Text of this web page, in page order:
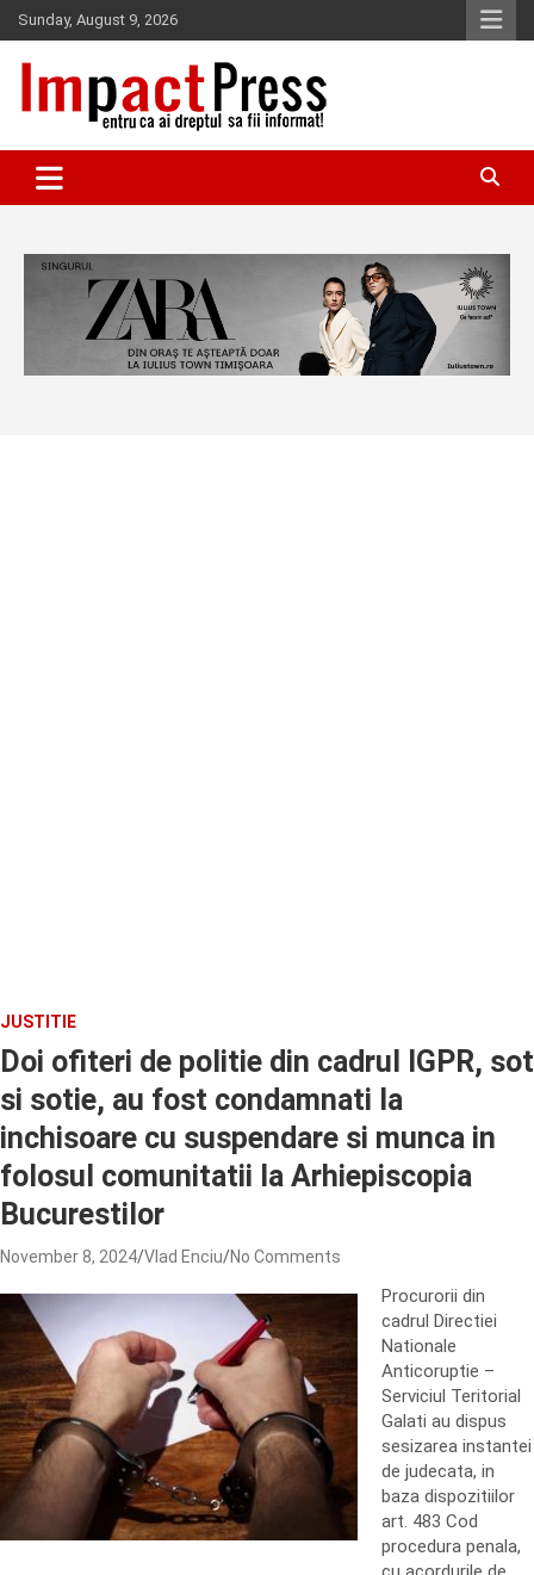
Skip
to
content
Sunday, August 9, 2026
IMPACTPRESS
JUSTITIE
Doi ofiteri de politie din cadrul IGPR, sot
si sotie, au fost condamnati la
inchisoare cu suspendare si munca in
folosul comunitatii la Arhiepiscopia
Bucurestilor
November 8, 2024 Vlad Enciu No Comments
Procurorii din
cadrul Directiei
Nationale
Anticoruptie –
Serviciul Teritorial
Galati au dispus
sesizarea instantei
de judecata, in
baza dispozitiilor
art. 483 Cod
procedura penala,